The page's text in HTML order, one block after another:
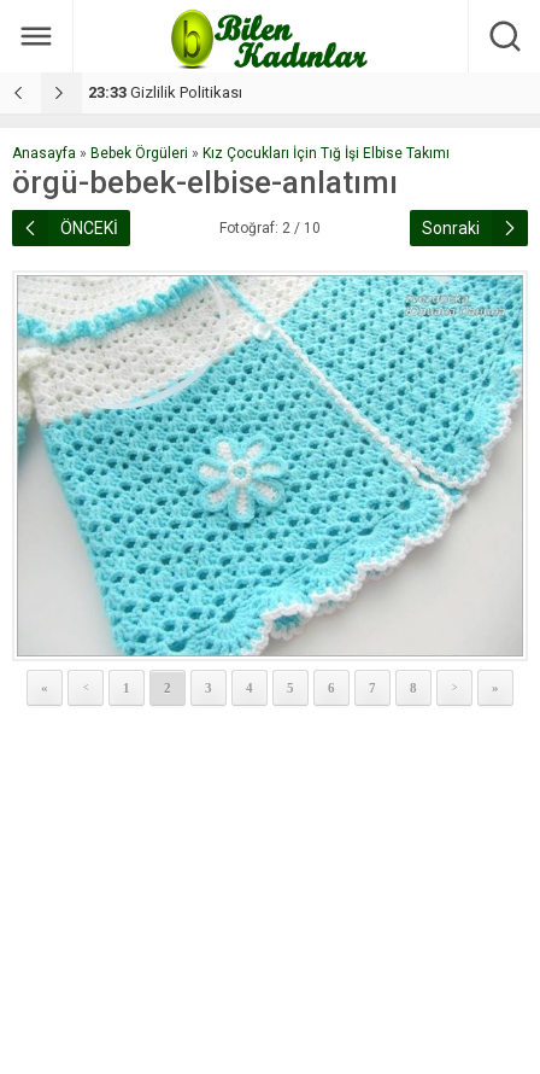
17:08 Dilan, düğününe 5 gün kala hayatını kaybetti
Anasayfa » Bebek Örgüleri » Kız Çocukları İçin Tığ İşi Elbise Takımı
örgü-bebek-elbise-anlatımı
ÖNCEKİ Fotoğraf: 2 / 10 Sonraki
« < 1 2 3 4 5 6 7 8 > »